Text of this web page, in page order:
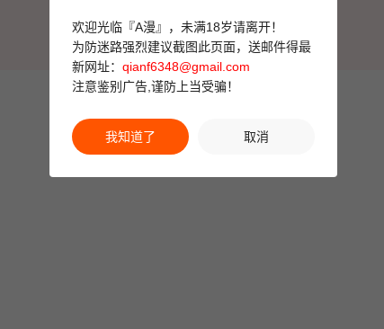
点击重新加载
欢迎光临『A漫』，未满18岁请离开！
为防迷路强烈建议截图此页面，送邮件得最
新网址： qianf6348@gmail.com
注意鉴别广告,谨防上当受骗！
我知道了 取消